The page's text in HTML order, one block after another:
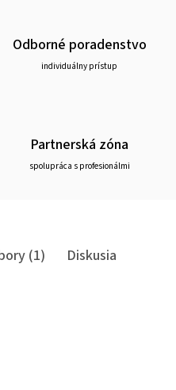
Odborné poradenstvo
individuálny prístup
Partnerská zóna
spolupráca s profesionálmi
(1)
Diskusia